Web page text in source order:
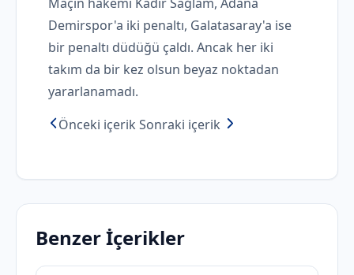
Demirspor'a iki penaltı, Galatasaray'a ise
bir penaltı düdüğü çaldı. Ancak her iki
takım da bir kez olsun beyaz noktadan
yararlanamadı.
Önceki içerik Sonraki içerik
Benzer İçerikler